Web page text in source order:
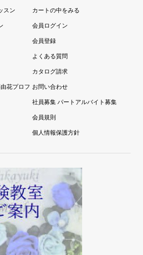
スン
花プロフ
カートの中をみる
会員ログイン
会員登録
よくある質問
カタログ請求
お問い合わせ
社員募集 パートアルバイト募集
会員規則
個人情報保護方針